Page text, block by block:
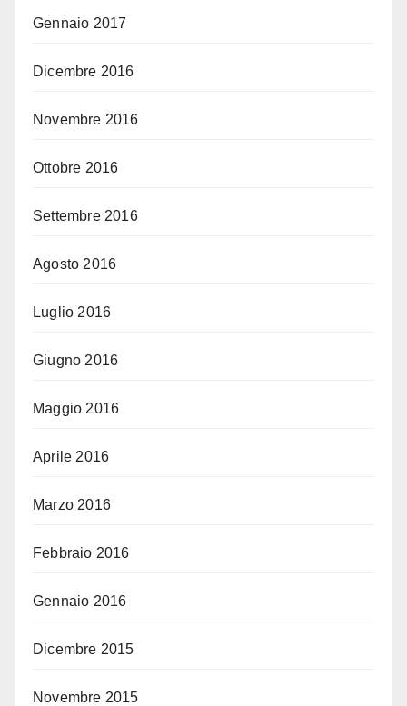
Gennaio 2017
Dicembre 2016
Novembre 2016
Ottobre 2016
Settembre 2016
Agosto 2016
Luglio 2016
Giugno 2016
Maggio 2016
Aprile 2016
Marzo 2016
Febbraio 2016
Gennaio 2016
Dicembre 2015
Novembre 2015